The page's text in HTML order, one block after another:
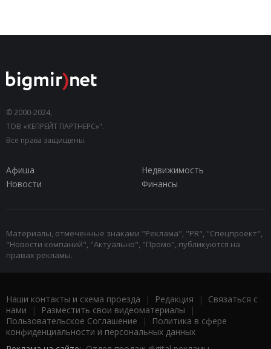
© 2000-2024,
ТОВ «КЕПРЕЙТ ПАРТНЕРС»".
Все права защищены.
Афиша
Недвижимость
Новости
Финансы
Материалы, отмеченные знаками "Реклама", "PR", "Спецпроект",
"Новости компаний", "Актуально", "Промо", публикуются на
правах рекламы.
Наши контакты и схема проезда | Редакция | Связаться с
нами | Разместить свои видеоматериалы |
Пользовательское Соглашение |
Политика в сфере
конфиденциальности и персональных данных